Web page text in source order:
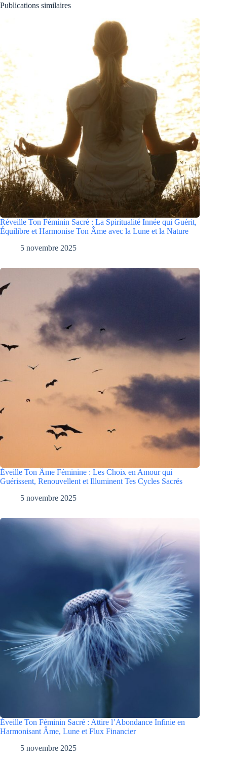
Publications similaires
Réveille Ton Féminin Sacré : La Spiritualité Innée qui Guérit,
Équilibre et Harmonise Ton Âme avec la Lune et la Nature
5 novembre 2025
Éveille Ton Âme Féminine : Les Choix en Amour qui
Guérissent, Renouvellent et Illuminent Tes Cycles Sacrés
5 novembre 2025
Éveille Ton Féminin Sacré : Attire l’Abondance Infinie en
Harmonisant Âme, Lune et Flux Financier
5 novembre 2025